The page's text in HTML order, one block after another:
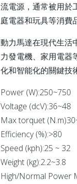
流電源，通常被用於
庭電器和玩具等消費
動力馬達在現代生活
力發電機、家用電器
化和智能化的關鍵技
Power (W):250~750
Voltage (dcV):36~48
Max torquet
Efficiency (%):>80
Speed (kph):25 ~ 32
Weight (kg):2.2~3.8
High/Normal Power